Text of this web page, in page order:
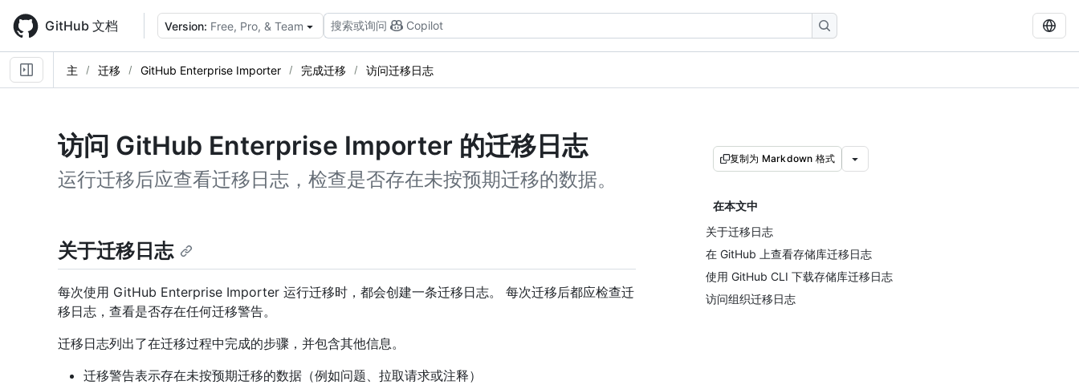
main
content
GitHub 文档 Version: Free, Pro, & Team 搜索或询问 Copilot
主 迁移 GitHub Enterprise Importer 完成迁移 访问迁移日志
访问 GitHub Enterprise Importer 的迁移日志
运行迁移后应查看迁移日志，检查是否存在未按预期迁移的数据。
复制为 Markdown 格式
在本文中
关于迁移日志
在 GitHub 上查看存储库迁移日志
使用 GitHub CLI 下载存储库迁移日志
访问组织迁移日志
关于迁移日志
每次使用 GitHub Enterprise Importer 运行迁移时，都会创建一条迁移日志。 每次迁移后都应检查迁
移日志，查看是否存在任何迁移警告。
迁移日志列出了在迁移过程中完成的步骤，并包含其他信息。
迁移警告表示存在未按预期迁移的数据（例如问题、拉取请求或注释）